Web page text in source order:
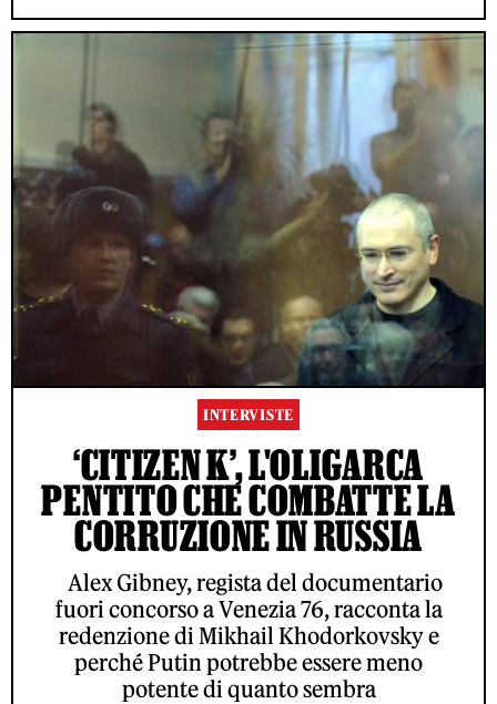
INTERVISTE
‘CITIZEN K’, L'OLIGARCA
PENTITO CHE COMBATTE LA
CORRUZIONE IN RUSSIA
Alex Gibney, regista del documentario
fuori concorso a Venezia 76, racconta la
redenzione di Mikhail Khodorkovsky e
perché Putin potrebbe essere meno
potente di quanto sembra